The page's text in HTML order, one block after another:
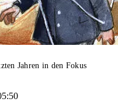
Jahren in den Fokus